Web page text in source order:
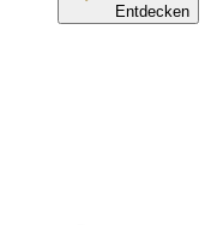
Entdecken